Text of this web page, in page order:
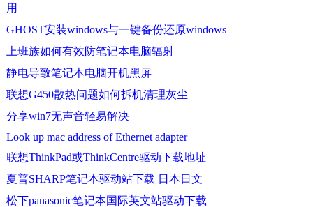
用
GHOST安装windows与一键备份还原windows
上班族如何有效防笔记本电脑辐射
静电导致笔记本电脑开机黑屏
联想G450散热问题如何拆机清理灰尘
分享win7无声音轻易解决
Look up mac address of Ethernet adapter
联想ThinkPad或ThinkCentre驱动下载地址
夏普SHARP笔记本驱动站下载 日本日文
松下panasonic笔记本国际英文站驱动下载